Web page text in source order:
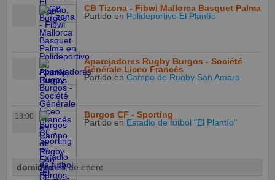
CB Tizona - Fibwi Mallorca Basquet Palma
Partido en Polideportivo El Plantío
Aparejadores Rugby Burgos - Société
Générale Liceo Francés
Partido en Campo de Rugby San Amaro
18:00
Burgos CF - Sporting
Partido en Estadio de futbol "El Plantío"
domingo24 de enero